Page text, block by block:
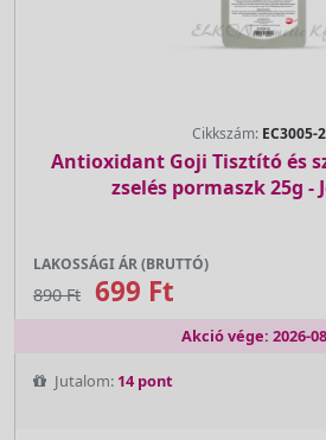
Cikkszám: EC3005-
Antioxidant Goji Tisztító és
zselés pormaszk 25g -
LAKOSSÁGI ÁR (BRUTTÓ)
890 Ft 699 Ft
Akció vége: 2026-
Jutalom: 14 pont